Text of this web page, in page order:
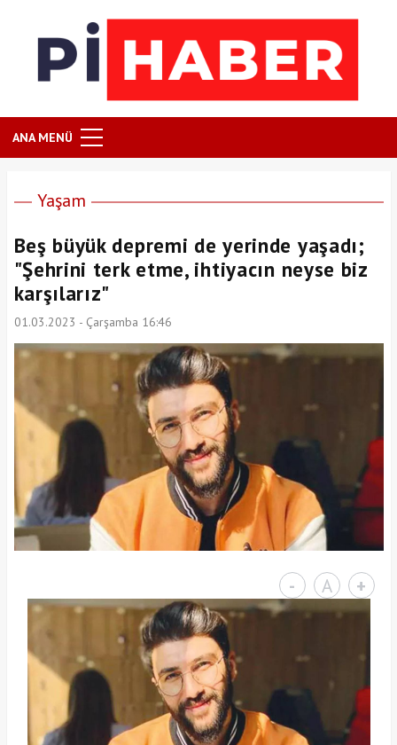
ANA MENÜ
Yaşam
Beş büyük depremi de yerinde yaşadı;
"Şehrini terk etme, ihtiyacın neyse biz
karşılarız"
01.03.2023 - Çarşamba 16:46
- A +